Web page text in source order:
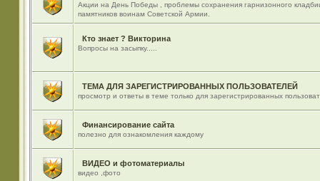
Акции на День Победы , проблемы сохранения гарнизонного
памятников воинам Советской Армии.
Кто знает ? Викторина
Вопросы на засыпку.....
ТЕМА ДЛЯ ЗАРЕГИСТРИРОВАННЫХ ПОЛЬЗОВАТЕЛЕЙ
просмотр и ответы в теме только для зарегистрированных
Финансирование сайта
полезно для ознакомления каждому
ВИДЕО и фотоматериалы
видео ,фото